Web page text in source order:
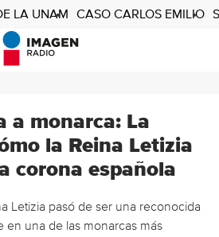
LA UNAM CASO CARLOS EMILIO
a monarca: La
la Reina Letizia
corona española
Letizia pasó de ser una reconocida
en una de las monarcas más